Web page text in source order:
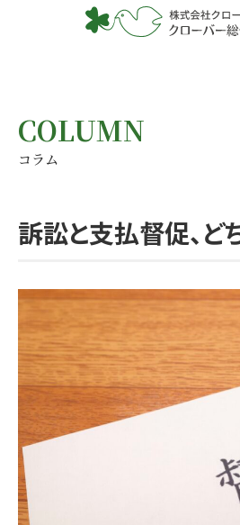
COLUMN
コラム
訴訟と支払督促、ど